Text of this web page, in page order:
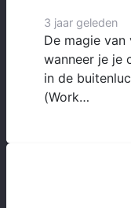
3 jaar geleden
De magie
wanneer je je
in de
(Work…